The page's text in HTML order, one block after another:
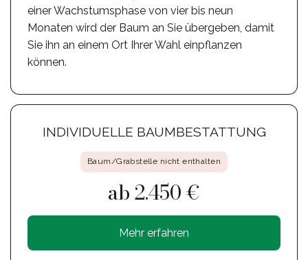
einer Wachstumsphase von vier bis neun
Monaten wird der Baum an Sie übergeben, damit
Sie ihn an einem Ort Ihrer Wahl einpflanzen
können.
INDIVIDUELLE BAUMBESTATTUNG
Baum/Grabstelle nicht enthalten
ab 2.450 €
Mehr erfahren